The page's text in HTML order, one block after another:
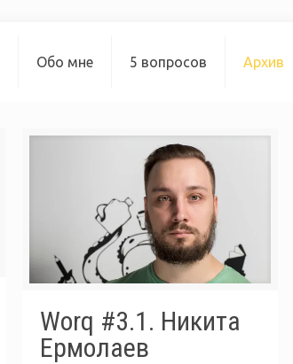
Обо мне 5 вопросов Архив
Worq #3.1. Никита
Ермолаев